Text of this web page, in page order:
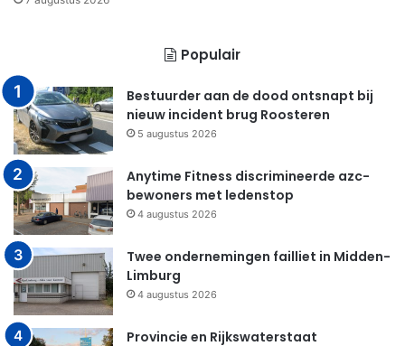
Populair
Bestuurder aan de dood ontsnapt bij
nieuw incident brug Roosteren
5 augustus 2026
Anytime Fitness discrimineerde azc-
bewoners met ledenstop
4 augustus 2026
Twee ondernemingen failliet in Midden-
Limburg
4 augustus 2026
Provincie en Rijkswaterstaat